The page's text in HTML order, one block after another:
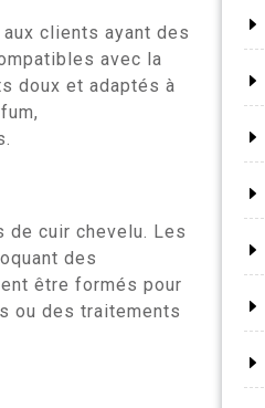
clients ayant des
avec la
doux et adaptés à
cuir chevelu. Les
des
être formés pour
ou des traitements